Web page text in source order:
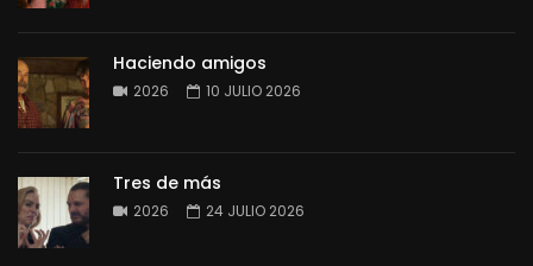
Haciendo amigos
2026 10 JULIO 2026
Tres de más
2026 24 JULIO 2026